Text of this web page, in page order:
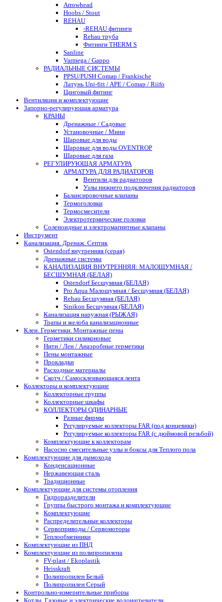
Arrowhead
Hoobs / Stout
REHAU
-REHAU фитинги
Rehau труба
Фитинги THERM S
Sanline
Varmega / Gappo
РАДИАЛЬНЫЕ СИСТЕМЫ
PPSU/PUSH Comap / Frankische
Латунь Uni-fitt / APE / Comap / Riifo
Цанговый фитинг
Вентиляция и комплектующие
Запорно-регулирующая арматура
КРАНЫ
Дренажные / Садовые
Установочные / Мини
Шаровые для воды
Шаровые для воды OVENTROP
Шаровые для газа
РЕГУЛИРУЮЩАЯ АРМАТУРА
АРМАТУРА ДЛЯ РАДИАТОРОВ
Вентили для радиаторов
Узлы нижнего подключения радиаторов
Балансировочные клапаны
Термоголовки
Термосмесители
Электротермические головки
Соленоидные и электромагнитные клапаны
Инструмент
Канализация. Дренаж. Септик
Ostendorf внутренняя (серая)
Дренажные системы
КАНАЛИЗАЦИЯ ВНУТРЕННЯЯ: МАЛОШУМНАЯ /
БЕСШУМНАЯ (БЕЛАЯ)
Ostendorf Бесшумная (БЕЛАЯ)
Pro Aqua Малошумная / Бесшумная (БЕЛАЯ)
Rehau Бесшумная (БЕЛАЯ)
Sinikon Бесшумная (БЕЛАЯ)
Канализация наружная (РЫЖАЯ)
Трапы и желоба канализационные
Клеи. Герметики. Монтажные пены
Герметики силиконовые
Нити / Лен / Анаэробные герметики
Пены монтажные
Прокладки
Расходные материалы
Скотч / Самосклеивающаяся лента
Коллекторы и комплектующие
Коллекторные группы
Коллекторные шкафы
КОЛЛЕКТОРЫ ОДИНАРНЫЕ
Разные фирмы
Регулируемые коллекторы FAR (под концевики)
Регулируемые коллекторы FAR (с дюймовой резьбой)
Комплектующие к коллекторам
Насосно смесительные узлы и боксы для Теплого пола
Комплектующие для дымохода
Конденсационные
Нержавеющая сталь
Традиционные
Комплектующие для системы отопления
Гидроразделители
Группы быстрого монтажа и комплектующие
Комплектующие
Распределительные коллекторы
Сервоприводы / Сервомоторы
Теплообменники
Комплектующие из ПНД
Комплектующие из полипропилена
FV-plast / Ekoplastik
Heisskraft
Полипропилен Белый
Полипропилен Серый
Контрольно-измерительные приборы
Котлы. Газовые и электрические водонагреватели